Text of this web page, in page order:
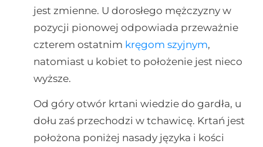
jest zmienne. U dorosłego mężczyzny w
pozycji pionowej odpowiada przeważnie
czterem ostatnim kręgom szyjnym,
natomiast u kobiet to położenie jest nieco
wyższe.
Od góry otwór krtani wiedzie do gardła, u
dołu zaś przechodzi w tchawicę. Krtań jest
położona poniżej nasady języka i kości